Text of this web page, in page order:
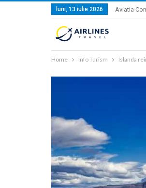
luni, 13 iulie 2026 Aviatia
Home Info Turism Islanda